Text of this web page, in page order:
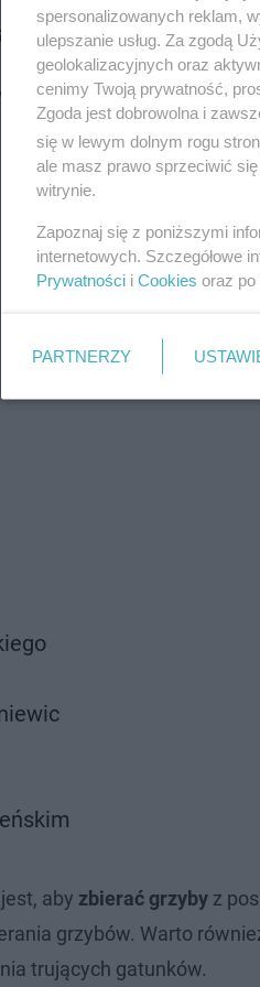
grzybiarze?
lokalizacje, w których
aby zbierać grzyby z
grzybów. Warto
trujących gatunków.
spersonalizowanych reklam,
ulepszanie usług. Za zgodą
geolokalizacyjnych oraz
cenimy Twoją prywatność,
Zgoda jest dobrowolna i
się w lewym dolnym rogu
ale masz prawo sprzeciwić
witrynie.
Zapoznaj się z poniższymi
internetowych. Szczegółowe
Prywatności i Cookies oraz po
PARTNERZY